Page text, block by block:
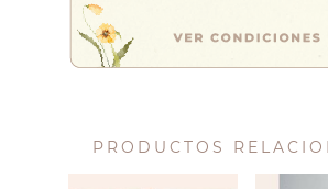
PRODUCTOS